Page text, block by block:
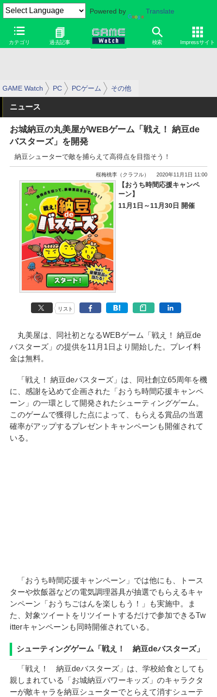
Powered by Translate
カテゴリ 過去記事 検索 Impressサイト
GAME Watch PC PCゲーム その他
ニュース
お城納豆の丸美屋がWEBゲーム「戦え！ 納豆de
バスターズ」を開発
納豆シューターで敵を捕らえて高得点を目指そう！
桜梅桃李（クラフル） 2020年11月1日 11:00
【おうち時間応援キャンペ
ーン】
11月1日～11月30日 開催
リスト
丸美屋は、同社初となるWEBゲーム「戦え！ 納豆de
バスターズ」の提供を11月1日より開始した。プレイ料
金は無料。
「戦え！ 納豆deバスターズ」は、同社創立65周年を機
に、感謝を込めて企画された「おうち時間応援キャンペ
ーン」の一環として開発されたシューティングゲーム。
このゲームで獲得した点によって、もらえる賞品の当選
確率がアップするプレゼントキャンペーンも開催されて
いる。
「おうち時間応援キャンペーン」では他にも、トース
ターや炊飯器などの電気調理器具が抽選でもらえるキャ
ンペーン「おうちごはんを楽しもう！」も実施中。ま
た、対象ツイートをリツイートするだけで参加できるTw
itterキャンペーンも同時開催されている。
シューティングゲーム「戦え！ 納豆deバスターズ」
「戦え！ 納豆deバスターズ」は、学校給食としても
親しまれている「お城納豆パワーキッズ」のキャラクタ
ーが敵キャラを納豆シューターでとらえて消すシューテ